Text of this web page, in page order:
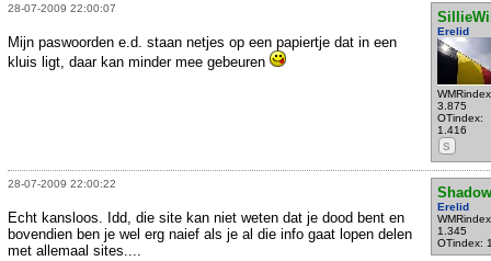
28-07-2009 22:00:07
Erelid
3.875
OTindex:
1.416
S
Mijn paswoorden e.d. staan netjes op een papiertje dat in een
kluis ligt, daar kan minder mee gebeuren
28-07-2009 22:00:22
Erelid
1.345
OTindex:
Echt kansloos. Idd, die site kan niet weten dat je dood bent en
bovendien ben je wel erg naief als je al die info gaat lopen delen
met allemaal sites....